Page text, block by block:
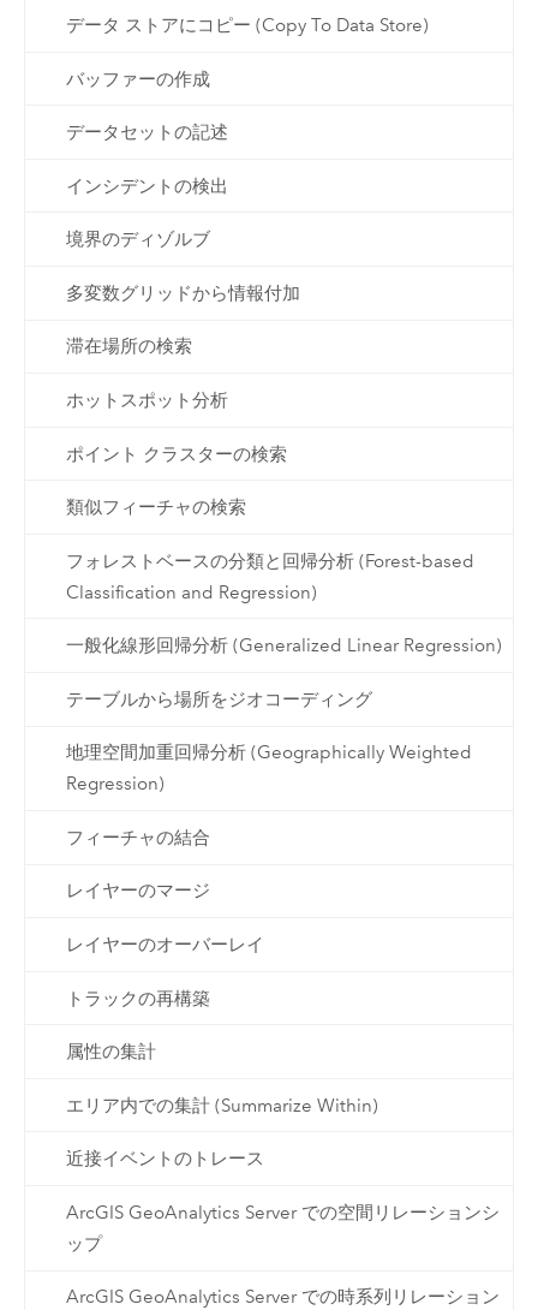
データ ストアにコピー (Copy To Data Store)
バッファーの作成
データセットの記述
インシデントの検出
境界のディゾルブ
多変数グリッドから情報付加
滞在場所の検索
ホットスポット分析
ポイント クラスターの検索
類似フィーチャの検索
フォレストベースの分類と回帰分析 (Forest-based
Classification and Regression)
一般化線形回帰分析 (Generalized Linear Regression)
テーブルから場所をジオコーディング
地理空間加重回帰分析 (Geographically Weighted
Regression)
フィーチャの結合
レイヤーのマージ
レイヤーのオーバーレイ
トラックの再構築
属性の集計
エリア内での集計 (Summarize Within)
近接イベントのトレース
ArcGIS GeoAnalytics Server での空間リレーションシ
ップ
ArcGIS GeoAnalytics Server での時系列リレーション